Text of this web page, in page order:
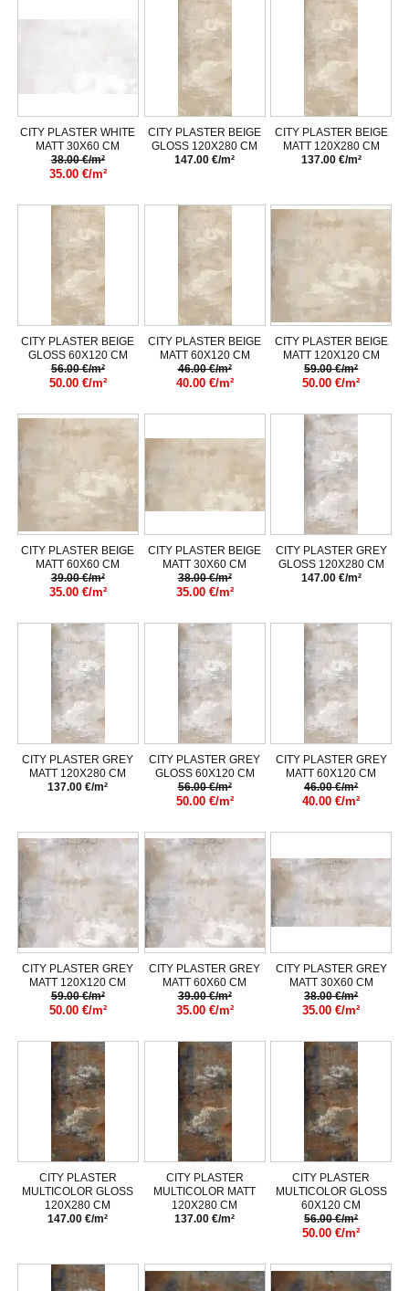
CITY PLASTER WHITE
MATT 30X60 CM
38.00 €/m²
35.00 €/m²
CITY PLASTER BEIGE
GLOSS 120X280 CM
147.00 €/m²
CITY PLASTER BEIGE
MATT 120X280 CM
137.00 €/m²
CITY PLASTER BEIGE
GLOSS 60X120 CM
56.00 €/m²
50.00 €/m²
CITY PLASTER BEIGE
MATT 60X120 CM
46.00 €/m²
40.00 €/m²
CITY PLASTER BEIGE
MATT 120X120 CM
59.00 €/m²
50.00 €/m²
CITY PLASTER BEIGE
MATT 60X60 CM
39.00 €/m²
35.00 €/m²
CITY PLASTER BEIGE
MATT 30X60 CM
38.00 €/m²
35.00 €/m²
CITY PLASTER GREY
GLOSS 120X280 CM
147.00 €/m²
CITY PLASTER GREY
MATT 120X280 CM
137.00 €/m²
CITY PLASTER GREY
GLOSS 60X120 CM
56.00 €/m²
50.00 €/m²
CITY PLASTER GREY
MATT 60X120 CM
46.00 €/m²
40.00 €/m²
CITY PLASTER GREY
MATT 120X120 CM
59.00 €/m²
50.00 €/m²
CITY PLASTER GREY
MATT 60X60 CM
39.00 €/m²
35.00 €/m²
CITY PLASTER GREY
MATT 30X60 CM
38.00 €/m²
35.00 €/m²
CITY PLASTER
MULTICOLOR GLOSS
120X280 CM
147.00 €/m²
CITY PLASTER
MULTICOLOR MATT
120X280 CM
137.00 €/m²
CITY PLASTER
MULTICOLOR GLOSS
60X120 CM
56.00 €/m²
50.00 €/m²